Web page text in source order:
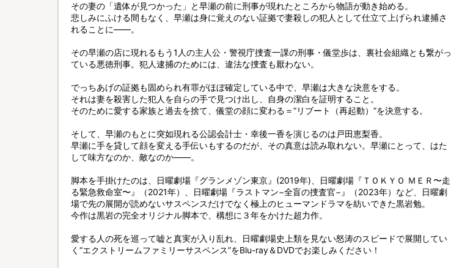
その妻の「遺体が見つかった」と早瀬の前に刑事が現れたところから物語が動き始める。
悲しみにふける間もなく、早瀬は身に覚えのない証拠で妻殺しの犯人として仕立て上げられ逮捕さ
れることに——。
その早瀬の店に現れるもう1人の主人公・警視庁捜査一課の刑事・儀堂歩は、裏社会組織とも繋がっ
ている悪徳刑事。犯人逮捕のためには、違法な捜査も厭わない。
でっちあげの証拠も固められ有罪がほぼ確定している中で、早瀬は大きな決意をする。
それは妻を殺害した犯人を自らの手で見つけ出し、自身の潔白を証明すること。
そのために愛する家族と過去を捨て、儀堂の顔に変わる＝“リブート（再起動）”を決意する。
そして、早瀬のもとに突如現れる公認会計士・幸後一香を演じるのは戸田恵梨香。
早瀬に手を貸して顔を変える手伝いもするのだが、その真意は読み取れない。早瀬にとって、はた
して味方なのか、敵なのか——。
脚本を手掛けたのは、日曜劇場『グランメゾン東京』(2019年)、日曜劇場『ＴＯＫＹＯ ＭＥＲ〜走
る緊急救命室〜』（2021年）、日曜劇場『ラストマン−全盲の捜査官−』（2023年）など、日曜劇
場で先の展開が読めないサスペンスだけでなく極上のヒューマンドラマを紡いできた黒岩勉。
今作は黒岩の完全オリジナル脚本で、構想に３年をかけた超力作。
愛する人の死を巡って嘘と真実が入り乱れ、日曜劇場史上類を見ない怒涛のスピードで展開してい
く“エクストリームファミリーサスペンス”をBlu-ray＆DVDでお楽しみください！